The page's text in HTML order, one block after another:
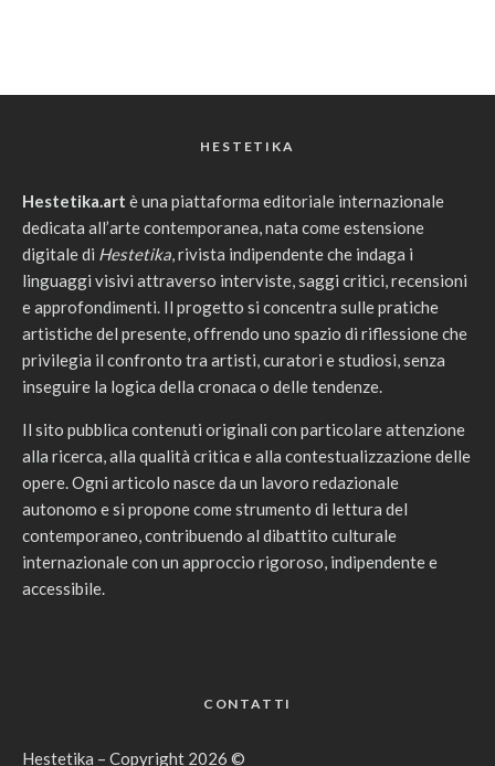
HESTETIKA
Hestetika.art è una piattaforma editoriale internazionale
dedicata all’arte contemporanea, nata come estensione
digitale di Hestetika, rivista indipendente che indaga i
linguaggi visivi attraverso interviste, saggi critici, recensioni
e approfondimenti. Il progetto si concentra sulle pratiche
artistiche del presente, offrendo uno spazio di riflessione che
privilegia il confronto tra artisti, curatori e studiosi, senza
inseguire la logica della cronaca o delle tendenze.
Il sito pubblica contenuti originali con particolare attenzione
alla ricerca, alla qualità critica e alla contestualizzazione delle
opere. Ogni articolo nasce da un lavoro redazionale
autonomo e si propone come strumento di lettura del
contemporaneo, contribuendo al dibattito culturale
internazionale con un approccio rigoroso, indipendente e
accessibile.
CONTATTI
Hestetika – Copyright 2026 ©